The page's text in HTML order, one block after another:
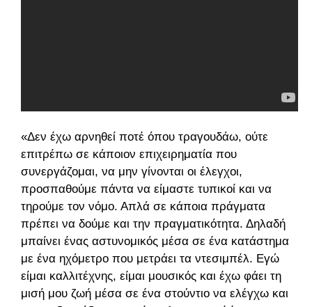
«Δεν έχω αρνηθεί ποτέ όπου τραγουδάω, ούτε
επιτρέπω σε κάποιον επιχειρηματία που
συνεργάζομαι, να μην γίνονται οι έλεγχοι,
προσπαθούμε πάντα να είμαστε τυπικοί και να
τηρούμε τον νόμο. Απλά σε κάποια πράγματα
πρέπει να δούμε και την πραγματικότητα. Δηλαδή
μπαίνει ένας αστυνομικός μέσα σε ένα κατάστημα
με ένα ηχόμετρο που μετράει τα ντεσιμπέλ. Εγώ
είμαι καλλιτέχνης, είμαι μουσικός και έχω φάει τη
μισή μου ζωή μέσα σε ένα στούντιο να ελέγχω και